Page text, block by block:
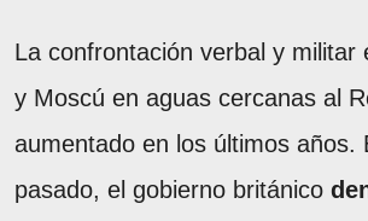
La confrontación verbal y militar
y Moscú en aguas cercanas al
aumentado en los últimos años.
pasado, el gobierno británico